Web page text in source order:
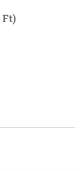
Ft)